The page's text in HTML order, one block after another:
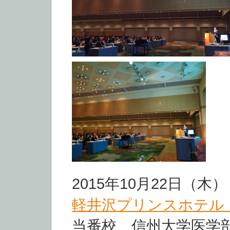
2015年10月22日（木）
軽井沢プリンスホテ
当番校 信州大学医学